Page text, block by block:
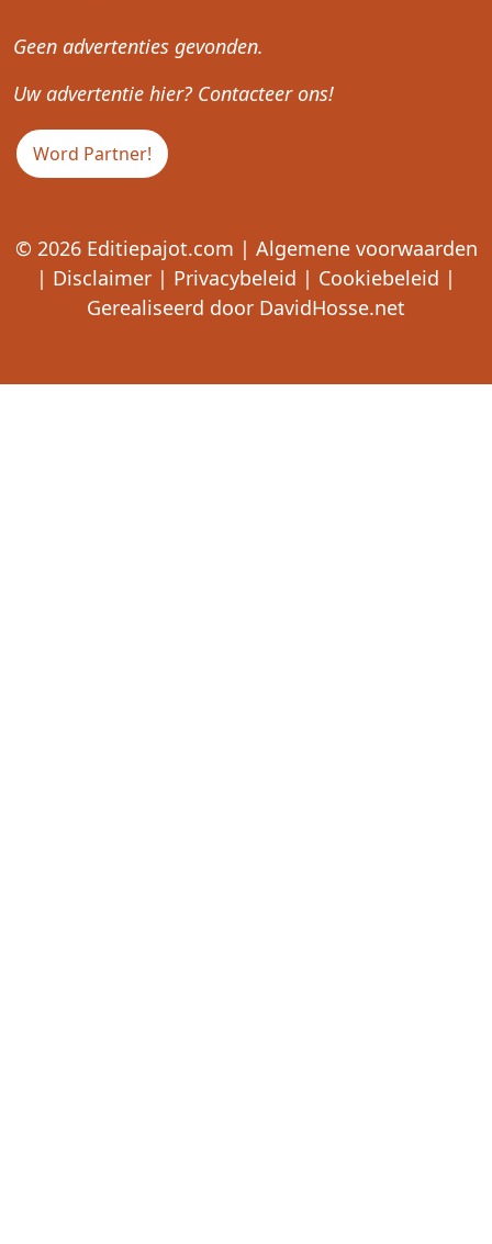
Geen advertenties gevonden.
Uw advertentie hier? Contacteer ons!
Word Partner!
© 2026 Editiepajot.com | Algemene voorwaarden
| Disclaimer | Privacybeleid | Cookiebeleid |
Gerealiseerd door DavidHosse.net